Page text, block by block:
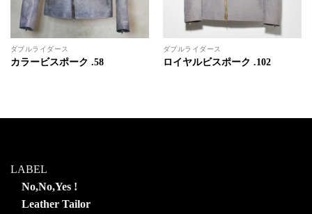
ダブルライダース
カラービスポーク .58
ダブルライダース
ロイヤルビスポーク .102
LABEL
No,No,Yes !
Leather Tailor